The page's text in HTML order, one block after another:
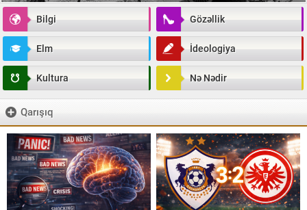
Bilgi Gözəllik
Elm İdeologiya
Kultura Nə Nədir
Qarışıq